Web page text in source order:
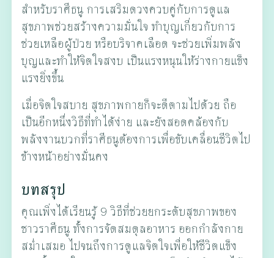
สำหรับราศีธนู การเสริมดวงควบคู่กับการดูแล
สุขภาพช่วยสร้างความมั่นใจ ทำบุญเกี่ยวกับการ
ช่วยเหลือผู้ป่วย หรือบริจาคเลือด จะช่วยเพิ่มพลัง
บุญและทำให้จิตใจสงบ เป็นแรงหนุนให้ร่างกายแข็ง
แรงยิ่งขึ้น
เมื่อจิตใจสบาย สุขภาพกายก็จะดีตามไปด้วย ถือ
เป็นอีกหนึ่งวิธีที่ทำได้ง่าย และยังสอดคล้องกับ
พลังงานบวกที่ราศีธนูต้องการเพื่อขับเคลื่อนชีวิตไป
ข้างหน้าอย่างมั่นคง
บทสรุป
คุณเพิ่งได้เรียนรู้ 9 วิธีที่ช่วยยกระดับสุขภาพของ
ชาวราศีธนู ทั้งการจัดสมดุลอาหาร ออกกำลังกาย
สม่ำเสมอ ไปจนถึงการดูแลจิตใจเพื่อให้ชีวิตแข็ง